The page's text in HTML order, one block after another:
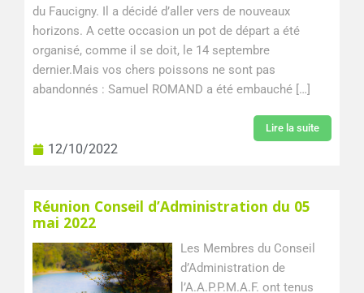
du Faucigny. Il a décidé d’aller vers de nouveaux
horizons. A cette occasion un pot de départ a été
organisé, comme il se doit, le 14 septembre
dernier.Mais vos chers poissons ne sont pas
abandonnés : Samuel ROMAND a été embauché […]
Lire la suite
12/10/2022
Réunion Conseil d’Administration du 05
mai 2022
Les Membres du Conseil
d’Administration de
l’A.A.P.P.M.A.F. ont tenus